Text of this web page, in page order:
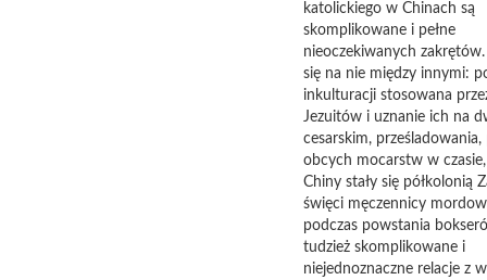
katolickiego w Chinach są
skomplikowane i pełne
nieoczekiwanych zakrętów.
się na nie między innymi:
inkulturacji stosowana
Jezuitów i uznanie ich na
cesarskim,
obcych mocarstw w
Chiny stały się półkolonią
święci męczennicy
podczas powstania
tudzież skomplikowane i
niejednoznaczne relacje z